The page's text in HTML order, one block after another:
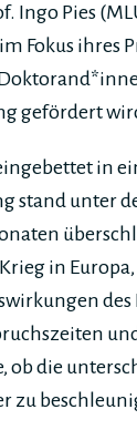
Ingo Pies
Fokus ihres
gefördert
in
stand unter
in
ob die
zu